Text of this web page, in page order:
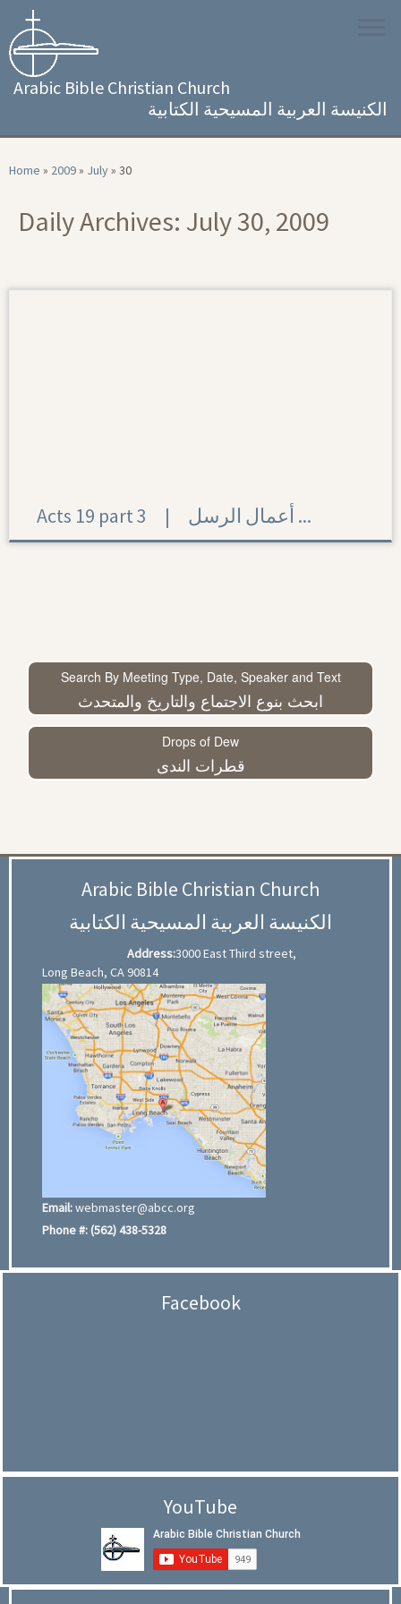
content
Arabic Bible Christian Church
الكنيسة العربية المسيحية الكتابية
Home » 2009» July» 30
Daily Archives: July 30, 2009
Acts 19 part 3 | أعمال الرسل ...
Search By Meeting Type, Date, Speaker and Text
ابحث بنوع الاجتماع والتاريخ والمتحدث
Drops of Dew
قطرات الندى
Arabic Bible Christian Church
الكنيسة العربية المسيحية الكتابية
Address:3000 East Third street,
Long Beach, CA 90814
Email:webmaster@abcc.org
Phone #:(562) 438-5328
Facebook
YouTube